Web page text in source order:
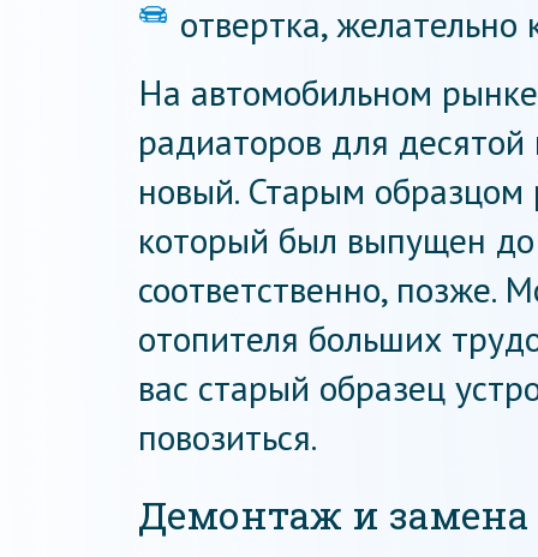
отвертка, желательно
На автомобильном
радиаторов для
новый. Старым образцом
который был выпущен
соответственно, позже.
отопителя больших
вас старый образец
повозиться.
Демонтаж и замена